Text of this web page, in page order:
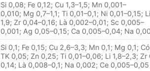
Si 0,08; Fe 0,12; Cu 1,3–1,5; Mn 0,001–
0,010; Mg 0,7–1,1; Ti 0,01–0,1; Ni 0,01–0,15;
1,9; Zr 0,04–0,16; Là 0,002–0,01; Sc 0,005–
0,001; Ag 0,05–0,15; Ca 0,005–0,04; Na
Si 0,1; Fe 0,15; Cu 2,6–3,3; Mn 0,1; Mg 0,1;
TK 0,05; Zn 0,25; Ti 0,01–0,06; Li 1,8–2,3; Zr
0,14; Là 0,008–0,1; Na 0,002; Ce 0,005–0,05